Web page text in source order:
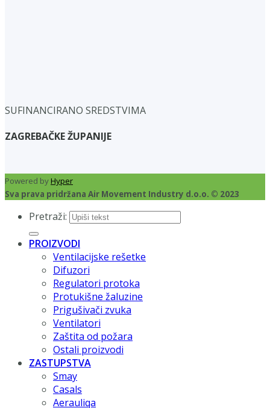
SUFINANCIRANO SREDSTVIMA
ZAGREBAČKE ŽUPANIJE
Powered byHyper
Sva prava pridržana Air Movement Industry d.o.o. © 2023
Pretraži:
PROIZVODI
Ventilacijske rešetke
Difuzori
Regulatori protoka
Protukišne žaluzine
Prigušivači zvuka
Ventilatori
Zaštita od požara
Ostali proizvodi
ZASTUPSTVA
Smay
Casals
Aerauliqa